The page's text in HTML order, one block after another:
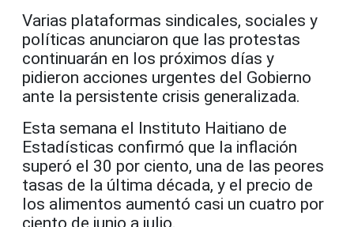
Varias plataformas sindicales, sociales y
políticas anunciaron que las protestas
continuarán en los próximos días y
pidieron acciones urgentes del Gobierno
ante la persistente crisis generalizada.
Esta semana el Instituto Haitiano de
Estadísticas confirmó que la inflación
superó el 30 por ciento, una de las peores
tasas de la última década, y el precio de
los alimentos aumentó casi un cuatro por
ciento de junio a julio.